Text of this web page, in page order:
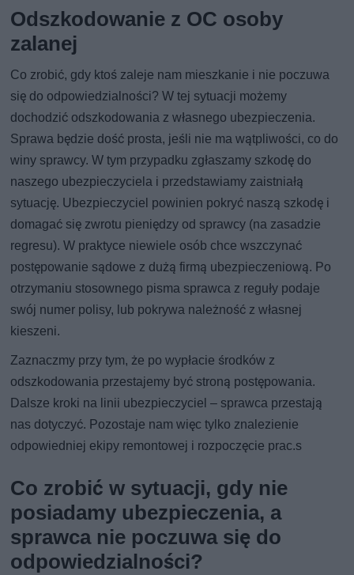
Odszkodowanie z OC osoby
zalanej
Co zrobić, gdy ktoś zaleje nam mieszkanie i nie poczuwa
się do odpowiedzialności? W tej sytuacji możemy
dochodzić odszkodowania z własnego ubezpieczenia.
Sprawa będzie dość prosta, jeśli nie ma wątpliwości, co do
winy sprawcy. W tym przypadku zgłaszamy szkodę do
naszego ubezpieczyciela i przedstawiamy zaistniałą
sytuację. Ubezpieczyciel powinien pokryć naszą szkodę i
domagać się zwrotu pieniędzy od sprawcy (na zasadzie
regresu). W praktyce niewiele osób chce wszczynać
postępowanie sądowe z dużą firmą ubezpieczeniową. Po
otrzymaniu stosownego pisma sprawca z reguły podaje
swój numer polisy, lub pokrywa należność z własnej
kieszeni.
Zaznaczmy przy tym, że po wypłacie środków z
odszkodowania przestajemy być stroną postępowania.
Dalsze kroki na linii ubezpieczyciel – sprawca przestają
nas dotyczyć. Pozostaje nam więc tylko znalezienie
odpowiedniej ekipy remontowej i rozpoczęcie prac.s
Co zrobić w sytuacji, gdy nie
posiadamy ubezpieczenia, a
sprawca nie poczuwa się do
odpowiedzialności?